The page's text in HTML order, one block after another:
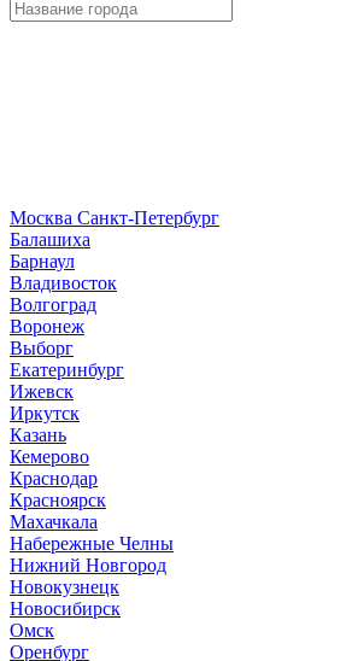
Москва Санкт-Петербург
Балашиха
Барнаул
Владивосток
Волгоград
Воронеж
Выборг
Екатеринбург
Ижевск
Иркутск
Казань
Кемерово
Краснодар
Красноярск
Махачкала
Набережные Челны
Нижний Новгород
Новокузнецк
Новосибирск
Омск
Оренбург